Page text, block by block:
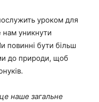
уроком для
нам уникнути
повинні бути більш
до природи, щоб
наше загальне